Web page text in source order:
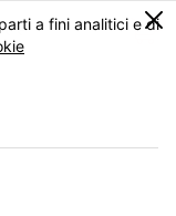
0